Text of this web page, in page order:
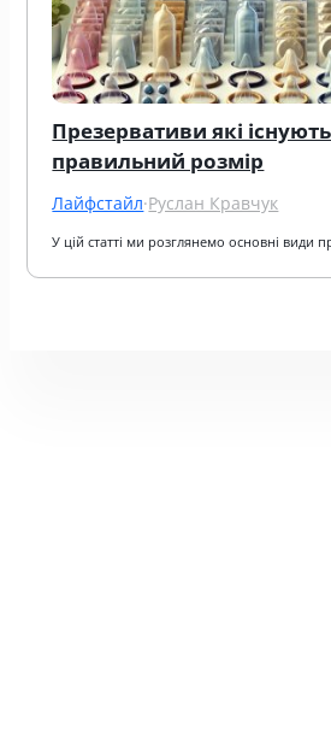
Презервативи які
правильний розмір
Лайфстайл·Руслан Кравчук
У цій статті ми розглянемо основні види